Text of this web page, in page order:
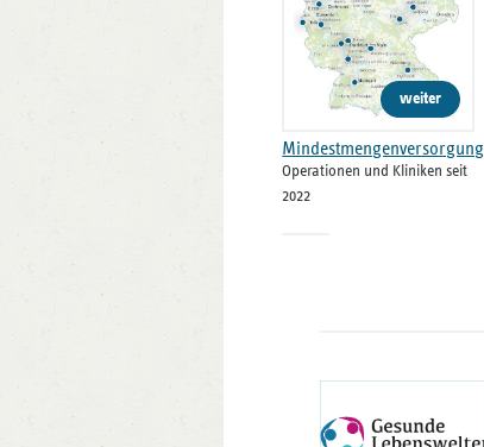
weiter
Mindestmengenversorgung
Operationen und Kliniken seit
2022